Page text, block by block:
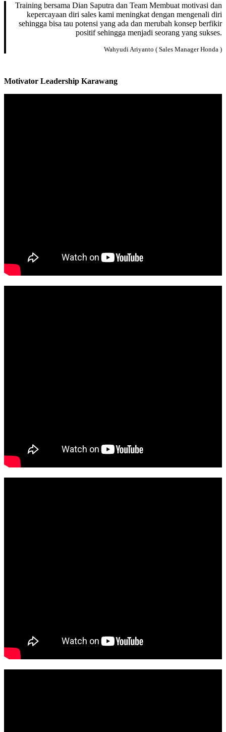
Training bersama Dian Saputra dan Team Membuat motivasi dan
kepercayaan diri sales kami meningkat dengan mengenali diri
sehingga bisa tau potensi yang ada dan merubah konsep berfikir
positif sehingga menjadi seorang yang sukses.
Wahyudi Ariyanto ( Sales Manager Honda )
Motivator Leadership Karawang